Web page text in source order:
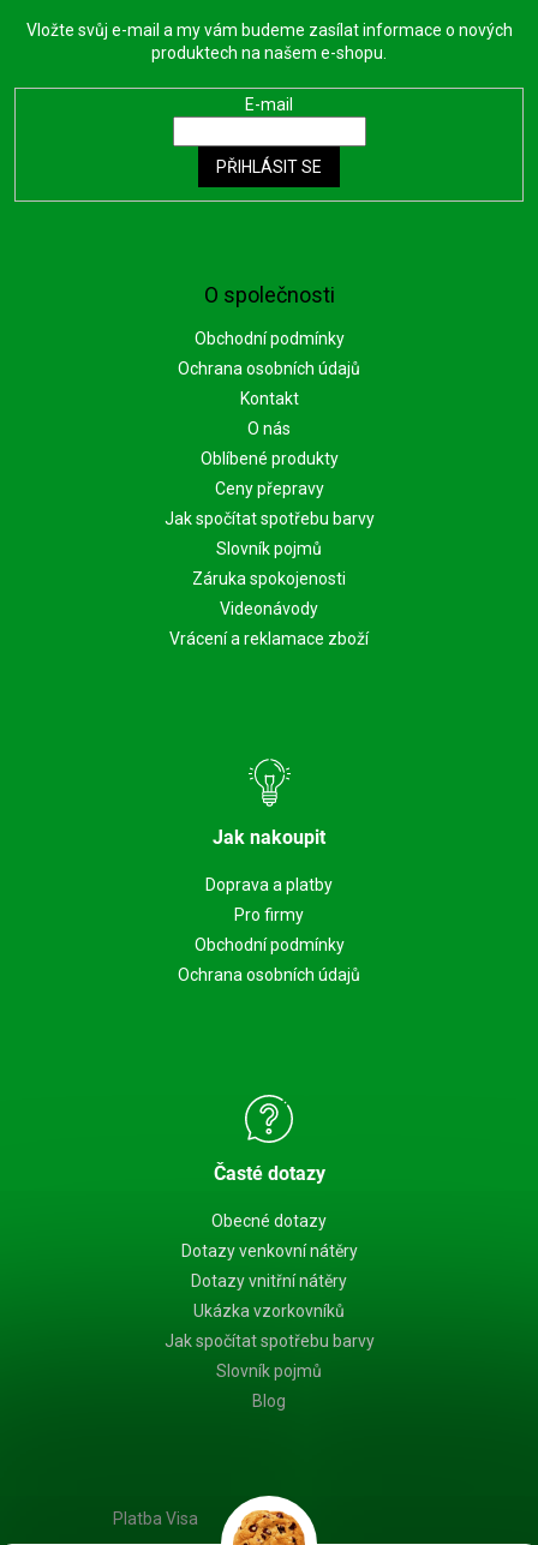
O společnosti
Obchodní podmínky
Ochrana osobních údajů
Kontakt
O nás
Oblíbené produkty
Ceny přepravy
Jak spočítat spotřebu barvy
Slovník pojmů
Záruka spokojenosti
Videonávody
Vrácení a reklamace zboží
Jak nakoupit
Doprava a platby
Pro firmy
Obchodní podmínky
Ochrana osobních údajů
Časté dotazy
Obecné dotazy
Dotazy venkovní nátěry
Dotazy vnitřní nátěry
Ukázka vzorkovníků
Jak spočítat spotřebu barvy
Slovník pojmů
Blog
Vložte svůj e-mail a my vám budeme zasílat informace o nových
produktech na našem e-shopu.
E-mail
PŘIHLÁSIT SE
Platba Visa